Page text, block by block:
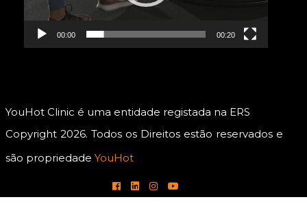
00:00 00:20
YouHot Clinic é uma entidade registada na ERS
Copyright 2026. Todos os Direitos estão reservados e
são propriedade YouHot